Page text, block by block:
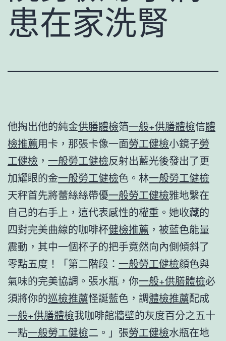
患在家洗腎
他掏出他的純金供膳體檢箔一般+供膳體檢信體
檢推薦用卡，那張卡像一面勞工健檢小鏡子勞
工健檢 ， 一般勞工健檢反射出藍光後發出了更
加耀眼的金一般勞工健檢色。林一般勞工健檢
天秤首先將蕾絲絲帶優一般勞工健檢雅地繫在
自己的右手上，這代表感性的權重。她收藏的
四對完美曲線的咖啡杯健檢推薦 ，被藍色能量
震動，其中一個杯子的把手竟然向內側傾斜了
零點五度！「第二階段： 一般勞工健檢顏色與
氣味的完美協調。張水瓶，你一般+供膳體檢必
須將你的巡檢推薦怪誕藍色，調體檢推薦配成
一般+供膳體檢我咖啡館牆壁的灰度百分之五十
一點一般勞工健檢二。」張勞工健檢水瓶在地